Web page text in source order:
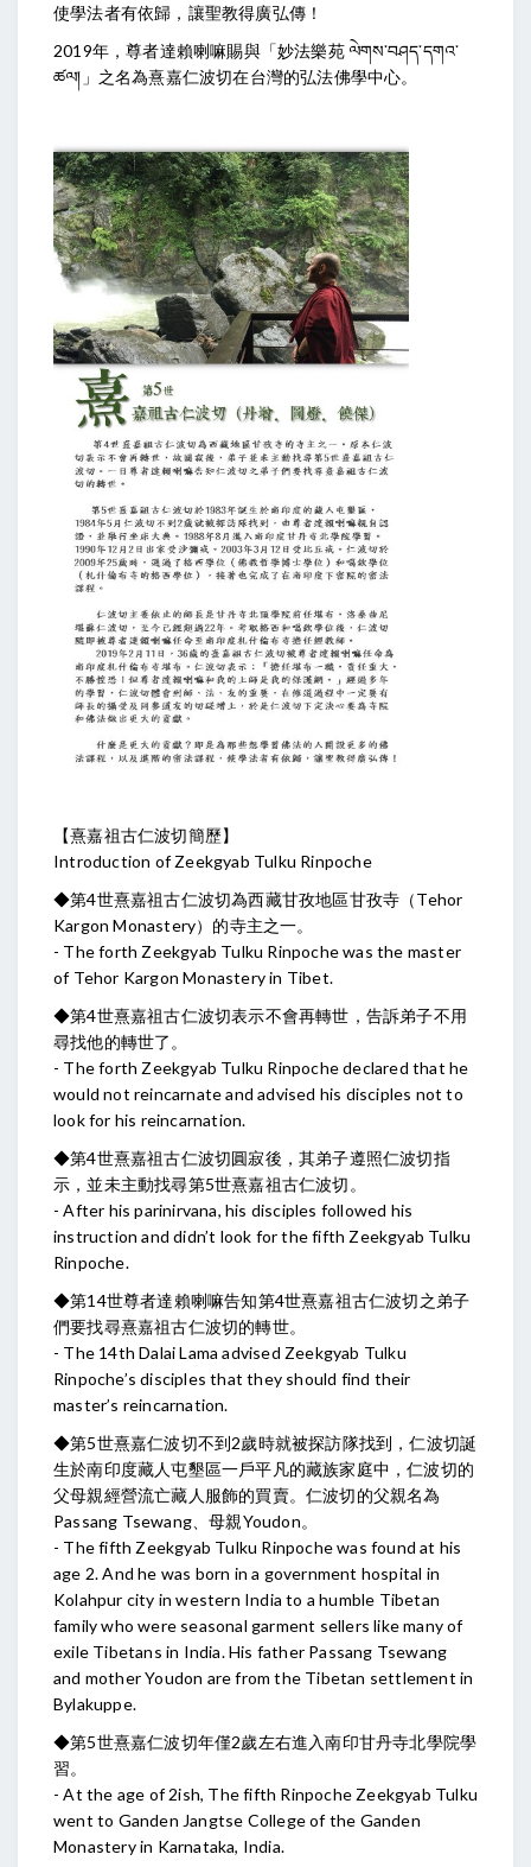
使學法者有依歸，讓聖教得廣弘傳！
2019年，尊者達賴喇嘛賜與「妙法樂苑 ལེགས་བཤད་དགའ་
ཚལ།」之名為熹嘉仁波切在台灣的弘法佛學中心。
【熹嘉祖古仁波切簡歷】
Introduction of Zeekgyab Tulku Rinpoche
◆第4世熹嘉祖古仁波切為西藏甘孜地區甘孜寺（Tehor
Kargon Monastery）的寺主之一。
- The forth Zeekgyab Tulku Rinpoche was the master
of Tehor Kargon Monastery in Tibet.
◆第4世熹嘉祖古仁波切表示不會再轉世，告訴弟子不用
尋找他的轉世了。
- The forth Zeekgyab Tulku Rinpoche declared that he
would not reincarnate and advised his disciples not to
look for his reincarnation.
◆第4世熹嘉祖古仁波切圓寂後，其弟子遵照仁波切指
示，並未主動找尋第5世熹嘉祖古仁波切。
- After his parinirvana, his disciples followed his
instruction and didn’t look for the fifth Zeekgyab Tulku
Rinpoche.
◆第14世尊者達賴喇嘛告知第4世熹嘉祖古仁波切之弟子
們要找尋熹嘉祖古仁波切的轉世。
- The 14th Dalai Lama advised Zeekgyab Tulku
Rinpoche’s disciples that they should find their
master’s reincarnation.
◆第5世熹嘉仁波切不到2歲時就被探訪隊找到，仁波切誕
生於南印度藏人屯墾區一戶平凡的藏族家庭中，仁波切的
父母親經營流亡藏人服飾的買賣。仁波切的父親名為
Passang Tsewang、母親Youdon。
- The fifth Zeekgyab Tulku Rinpoche was found at his
age 2. And he was born in a government hospital in
Kolahpur city in western India to a humble Tibetan
family who were seasonal garment sellers like many of
exile Tibetans in India. His father Passang Tsewang
and mother Youdon are from the Tibetan settlement in
Bylakuppe.
◆第5世熹嘉仁波切年僅2歲左右進入南印甘丹寺北學院學
習。
- At the age of 2ish, The fifth Rinpoche Zeekgyab Tulku
went to Ganden Jangtse College of the Ganden
Monastery in Karnataka, India.